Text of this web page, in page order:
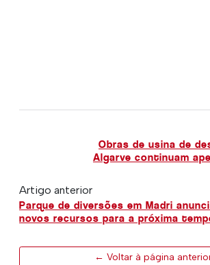
Obras de usina de
Algarve continuam
Artigo anterior
Parque de diversões em Madri
novos recursos para a próxima
← Voltar à página